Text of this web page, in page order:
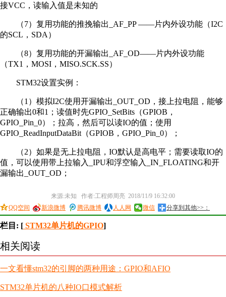
接VCC，读输入值是未知的
（7）复用功能的推挽输出_AF_PP ——片内外设功能（I2C
的SCL，SDA）
（8）复用功能的开漏输出_AF_OD——片内外设功能
（TX1，MOSI，MISO.SCK.SS）
STM32设置实例：
（1）模拟I2C使用开漏输出_OUT_OD，接上拉电阻，能够
正确输出0和1；读值时先GPIO_SetBits（GPIOB，
GPIO_Pin_0）；拉高，然后可以读IO的值；使用
GPIO_ReadInputDataBit（GPIOB，GPIO_Pin_0）；
（2）如果是无上拉电阻，IO默认是高电平；需要读取IO的
值，可以使用带上拉输入_IPU和浮空输入_IN_FLOATING和开
漏输出_OUT_OD；
来源:未知 作者:工程师周亮 2018/11/9 16:32:00
QQ空间
新浪微博 腾讯微博 人人网 微信 分享到其他>>：
栏目: [ STM32单片机的GPIO]
相关阅读
一文看懂stm32的引脚的两种用途：GPIO和AFIO
STM32单片机的八种IO口模式解析